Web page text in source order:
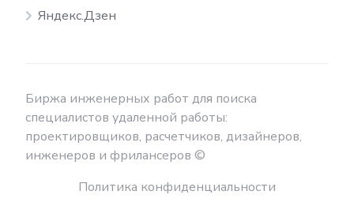
Яндекс.Дзен
Биржа инженерных работ для поиска
специалистов удаленной работы:
проектировщиков, расчетчиков, дизайнеров,
инженеров и фрилансеров ©
Политика конфиденциальности